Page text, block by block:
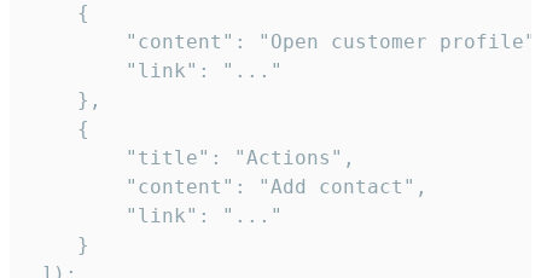
    {
"content": "Open customer
        "link": "..."
    },
    {
        "title": "Actions",
        "content": "Add contact",
        "link": "..."
    }